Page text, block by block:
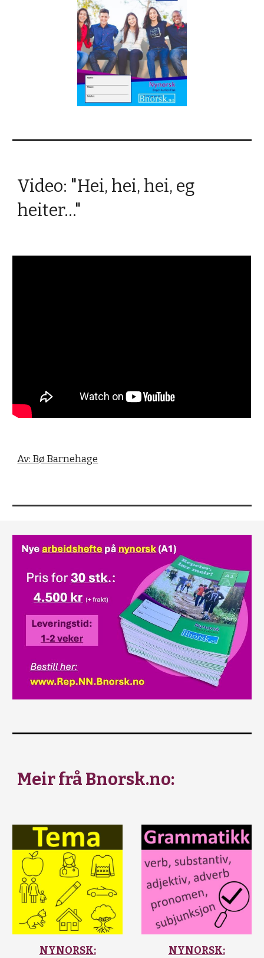
Video: "Hei, hei, hei, eg
heiter..."
Av: Bø Barnehage
Meir frå Bnorsk.no:
NYNORSK:
NYNORSK: